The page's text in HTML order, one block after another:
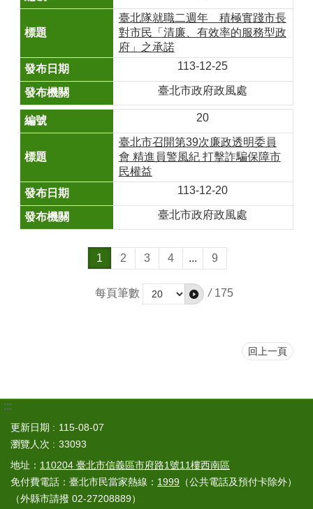
臺北隊就職二週年 積極實踐市長
對市民「清廉、有效率的服務型政
府」之承諾
113-12-25
臺北市政府政風處
20
臺北市召開第39次廉政透明委員
會 精進員警風紀 打擊詐騙保障市
民權益
113-12-20
臺北市政府政風處
1 2 3 4 ... 9
每頁筆數 / 175
回上一頁
:::
更新日期
115-08-07
瀏覽人次
33093
地址： 110204 臺北市信義區市府路1號11樓西南區
免付費電話：臺北市民當家熱線： 1999 （公共電話及預付卡除外）
（外縣市請撥 02-27208889）